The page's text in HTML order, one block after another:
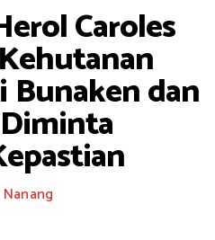
Caroles
Bunaken dan
Nanang